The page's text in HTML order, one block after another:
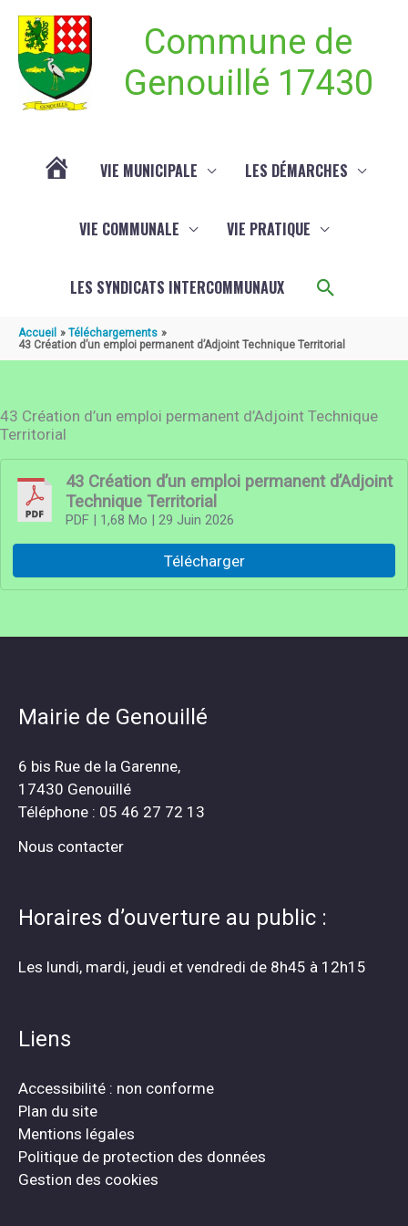
Commune de
Genouillé 17430
VIE MUNICIPALE LES DÉMARCHES
VIE COMMUNALE VIE PRATIQUE
LES SYNDICATS INTERCOMMUNAUX
Accueil
Téléchargements
43 Création d’un emploi permanent d’Adjoint Technique Territorial
43 Création d’un emploi permanent d’Adjoint Technique
Territorial
43 Création d’un emploi permanent d’Adjoint
Technique Territorial
PDF| 1,68 Mo | 29 Juin 2026
Télécharger
Mairie de Genouillé
6 bis Rue de la Garenne,
17430 Genouillé
Téléphone : 05 46 27 72 13
Nous contacter
Horaires d’ouverture au public :
Les lundi, mardi, jeudi et vendredi de 8h45 à 12h15
Liens
Accessibilité : non conforme
Plan du site
Mentions légales
Politique de protection des données
Gestion des cookies